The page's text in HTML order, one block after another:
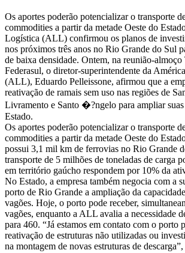
Os aportes poderão potencializar o transporte
commodities a partir da metade Oeste do
Logística (ALL) confirmou os planos de
nos próximos três anos no Rio Grande do Sul
de baixa densidade. Ontem, na reunião-almoço
Federasul, o diretor-superintendente da
(ALL), Eduardo Pelleissone, afirmou que a
reativação de ramais sem uso nas regiões de
Livramento e Santo �?ngelo para ampliar suas
Estado.
Os aportes poderão potencializar o transporte
commodities a partir da metade Oeste do
possui 3,1 mil km de ferrovias no Rio Grande
transporte de 5 milhões de toneladas de carga
em território gaúcho respondem por 10% da
No Estado, a empresa também negocia com a
porto de Rio Grande a ampliação da
vagões. Hoje, o porto pode receber,
vagões, enquanto a ALL avalia a necessidade
para 460. “Já estamos em contato com o porto
reativação de estruturas não utilizadas ou
na montagem de novas estruturas de